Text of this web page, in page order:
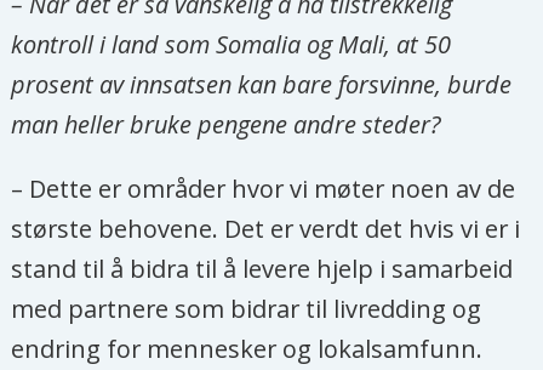
kontroll i land som Somalia og Mali, at 50
prosent av innsatsen kan bare forsvinne, burde
man heller bruke pengene andre steder?
– Dette er områder hvor vi møter noen av de
største behovene. Det er verdt det hvis vi er i
stand til å bidra til å levere hjelp i samarbeid
med partnere som bidrar til livredding og
endring for mennesker og lokalsamfunn.